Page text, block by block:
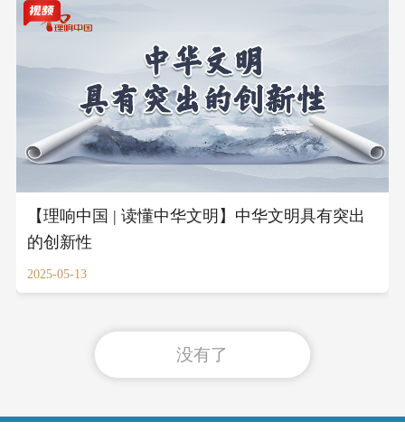
【理响中国 | 读懂中华文明】中华文明具有突出
的创新性
2025-05-13
没有了